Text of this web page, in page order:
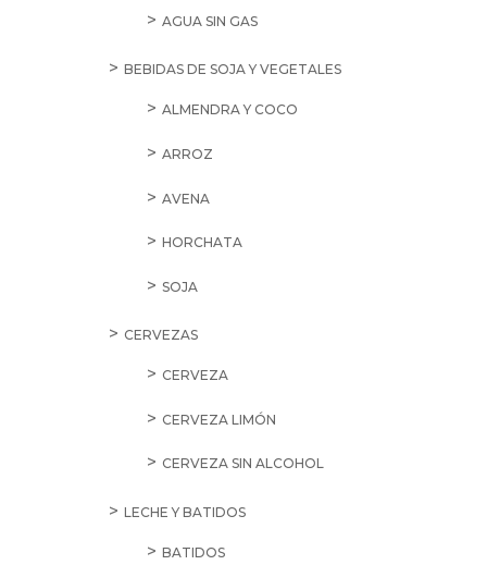
AGUA SIN GAS
BEBIDAS DE SOJA Y VEGETALES
ALMENDRA Y COCO
ARROZ
AVENA
HORCHATA
SOJA
CERVEZAS
CERVEZA
CERVEZA LIMÓN
CERVEZA SIN ALCOHOL
LECHE Y BATIDOS
BATIDOS